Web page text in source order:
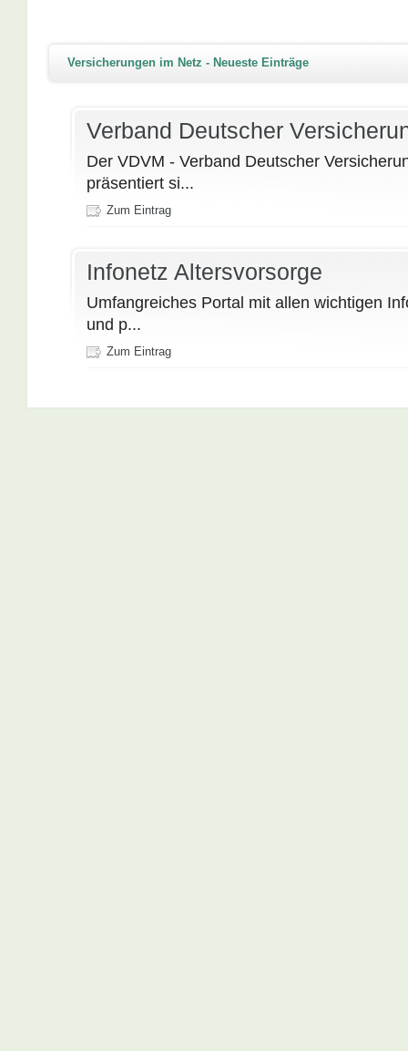
Versicherungen im Netz - Neueste Einträge
Verband Deutscher
Der VDVM - Verband Deutscher
präsentiert si...
Zum Eintrag
Infonetz Altersvorsorge
Umfangreiches Portal mit allen wichtigen
und p...
Zum Eintrag